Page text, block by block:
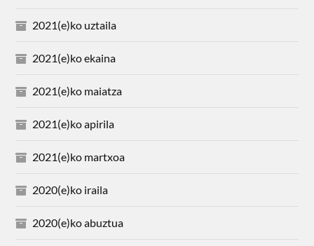
2021(e)ko uztaila
2021(e)ko ekaina
2021(e)ko maiatza
2021(e)ko apirila
2021(e)ko martxoa
2020(e)ko iraila
2020(e)ko abuztua